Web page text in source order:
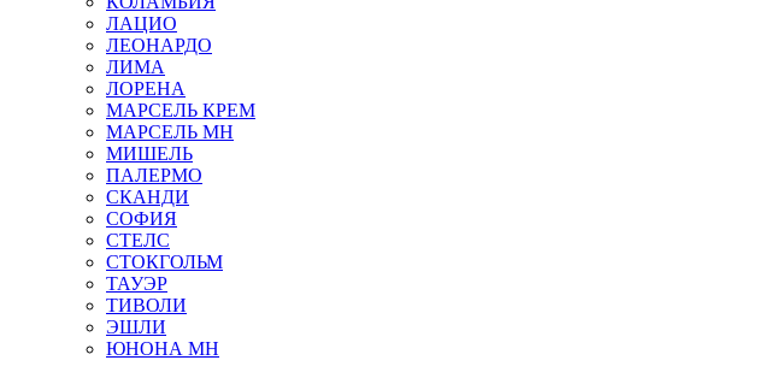
ЛАЦИО
ЛЕОНАРДО
ЛИМА
ЛОРЕНА
МАРСЕЛЬ КРЕМ
МАРСЕЛЬ МН
МИШЕЛЬ
ПАЛЕРМО
СКАНДИ
СОФИЯ
СТЕЛС
СТОКГОЛЬМ
ТАУЭР
ТИВОЛИ
ЭШЛИ
ЮНОНА МН